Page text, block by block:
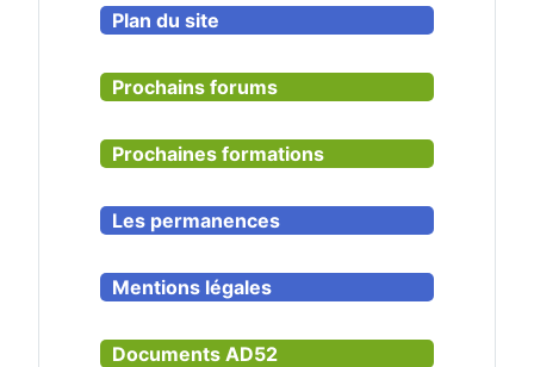
Plan du site
Prochains forums
Prochaines formations
Les permanences
Mentions légales
Documents AD52